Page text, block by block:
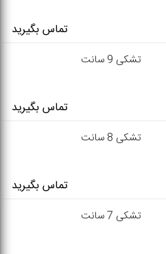
تماس بگیرید
تشکی 9 سانت
تماس بگیرید
تشکی 8 سانت
تماس بگیرید
تشکی 7 سانت